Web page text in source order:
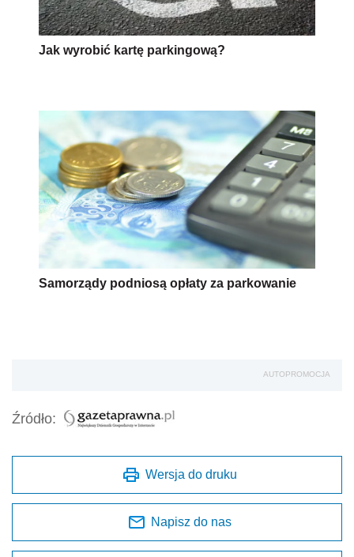
Jak wyrobić kartę parkingową?
Samorządy podniosą opłaty za parkowanie
AUTOPROMOCJA
Źródło:
Wersja do druku
Napisz do nas